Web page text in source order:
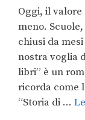
Oggi, il
meno.
chiusi da
nostra voglia
libri” è un
ricorda come
“Storia di …